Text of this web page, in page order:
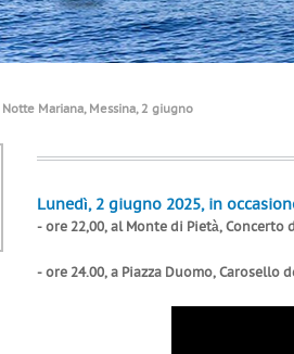
Notte Mariana, Messina, 2 giugno
Lunedì, 2 giugno 2025, in
- ore 22,00, al Monte di Pietà, Concerto
- ore 24.00, a Piazza Duomo,